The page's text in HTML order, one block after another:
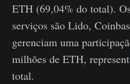
ETH (69,04% do total).
serviços são Lido,
gerenciam uma
milhões de ETH,
total.